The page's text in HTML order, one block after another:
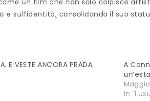
un film che non solo colpisce
e sull’identità, consolidando il suo
E VESTE ANCORA PRADA.
A
In